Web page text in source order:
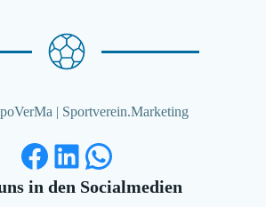
| Sportverein.Marketing
Facebook
LinkedIn
WhatsApp
in den Socialmedien